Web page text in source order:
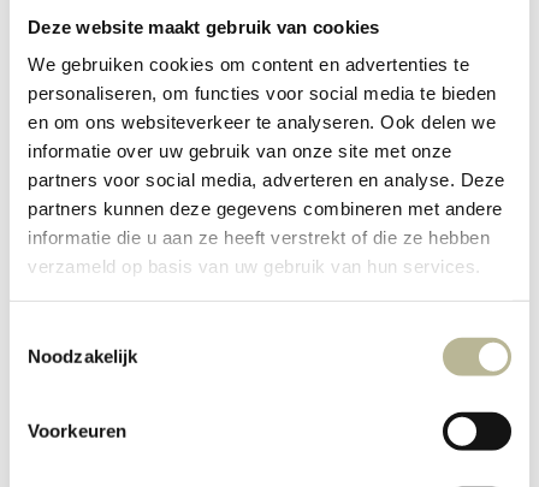
Deze website maakt gebruik van cookies
We gebruiken cookies om content en advertenties te
personaliseren, om functies voor social media te bieden
en om ons websiteverkeer te analyseren. Ook delen we
informatie over uw gebruik van onze site met onze
partners voor social media, adverteren en analyse. Deze
partners kunnen deze gegevens combineren met andere
informatie die u aan ze heeft verstrekt of die ze hebben
verzameld op basis van uw gebruik van hun services.
Noodzakelijk
Voorkeuren
Le Reverse Collectie,
wand- en vloertegel